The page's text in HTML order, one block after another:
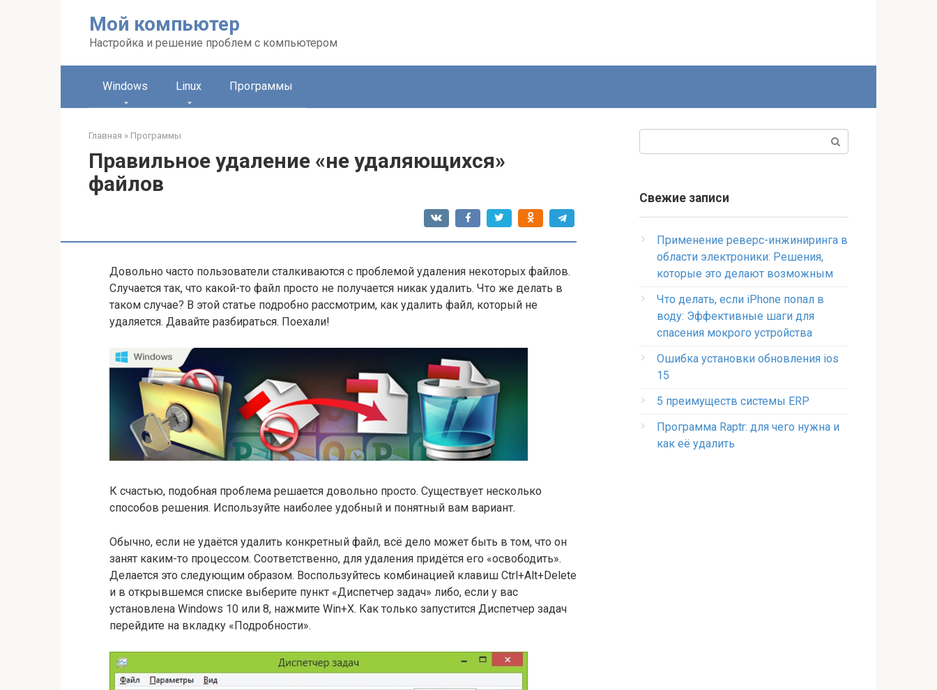
Мой компьютер
Настройка и решение проблем с компьютером
Windows Linux Программы
Главная » Программы
Правильное удаление «не удаляющихся»
файлов
Довольно часто пользователи сталкиваются с проблемой удаления некоторых файлов.
Случается так, что какой-то файл просто не получается никак удалить. Что же делать в
таком случае? В этой статье подробно рассмотрим, как удалить файл, который не
удаляется. Давайте разбираться. Поехали!
К счастью, подобная проблема решается довольно просто. Существует несколько
способов решения. Используйте наиболее удобный и понятный вам вариант.
Обычно, если не удаётся удалить конкретный файл, всё дело может быть в том, что он
занят каким-то процессом. Соответственно, для удаления придётся его «освободить».
Делается это следующим образом. Воспользуйтесь комбинацией клавиш Ctrl+Alt+Delete
и в открывшемся списке выберите пункт «Диспетчер задач» либо, если у вас
установлена Windows 10 или 8, нажмите Win+X. Как только запустится Диспетчер задач
перейдите на вкладку «Подробности».
Свежие записи
Применение реверс-инжиниринга в
области электроники: Решения,
которые это делают возможным
Что делать, если iPhone попал в
воду: Эффективные шаги для
спасения мокрого устройства
Ошибка установки обновления ios
15
5 преимуществ системы ERP
Программа Raptr: для чего нужна и
как её удалить